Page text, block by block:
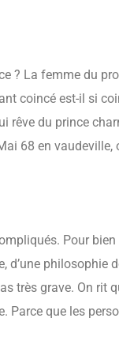
? La femme du
coincé est-il si
rêve du prince
68 en vaudeville,
Pour
d’une philosophie
très grave. On rit
Parce que les